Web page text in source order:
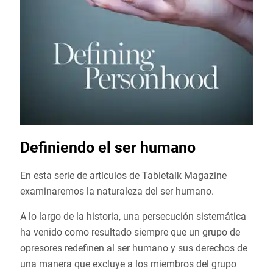
Definiendo el ser humano
En esta serie de artículos de Tabletalk Magazine
examinaremos la naturaleza del ser humano.
A lo largo de la historia, una persecución sistemática
ha venido como resultado siempre que un grupo de
opresores redefinen al ser humano y sus derechos de
una manera que excluye a los miembros del grupo